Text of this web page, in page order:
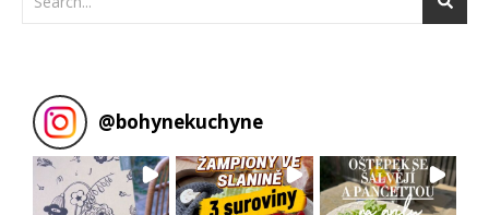
@bohynekuchyne